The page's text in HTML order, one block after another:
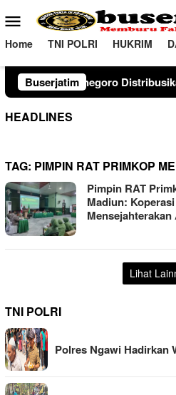
ke
konten
Menu
Mobile
Home TNI POLRI HUKRIM
Buserjatim8.000 Liter Air Bersih
HEADLINES
TAG: PIMPIN RAT PRIMKOP
Pimpin RAT
Madiun:
Lihat
TNI POLRI
Polres Ngawi Hadirkan